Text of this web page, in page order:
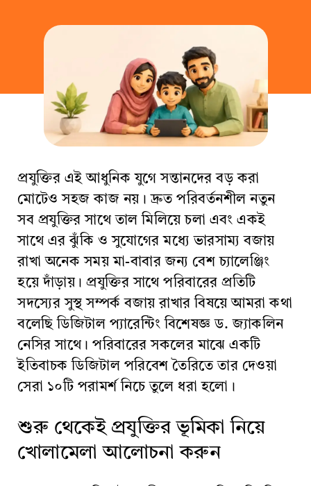
প্রযুক্তির এই আধুনিক যুগে সন্তানদের বড় করা
মোটেও সহজ কাজ নয়। দ্রুত পরিবর্তনশীল নতুন
সব প্রযুক্তির সাথে তাল মিলিয়ে চলা এবং একই
সাথে এর ঝুঁকি ও সুযোগের মধ্যে ভারসাম্য বজায়
রাখা অনেক সময় মা-বাবার জন্য বেশ চ্যালেঞ্জিং
হয়ে দাঁড়ায়। প্রযুক্তির সাথে পরিবারের প্রতিটি
সদস্যের সুস্থ সম্পর্ক বজায় রাখার বিষয়ে আমরা কথা
বলেছি ডিজিটাল প্যারেন্টিং বিশেষজ্ঞ ড. জ্যাকলিন
নেসির সাথে। পরিবারের সকলের মাঝে একটি
ইতিবাচক ডিজিটাল পরিবেশ তৈরিতে তার দেওয়া
সেরা ১০টি পরামর্শ নিচে তুলে ধরা হলো।
শুরু থেকেই প্রযুক্তির ভূমিকা নিয়ে
খোলামেলা আলোচনা করুন